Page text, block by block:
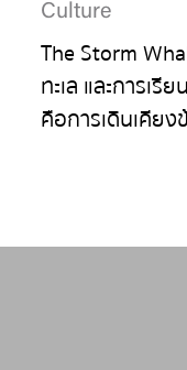
Culture
The Storm
ทะเล และการเ
คือการเดินเคียง